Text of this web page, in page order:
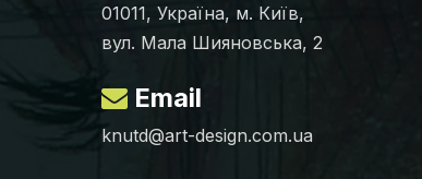
01011, Україна, м. Київ,
вул. Мала Шияновська, 2
Email
knutd@art-design.com.ua